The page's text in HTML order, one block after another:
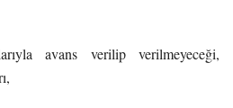
avans verilip verilmeyeceği,